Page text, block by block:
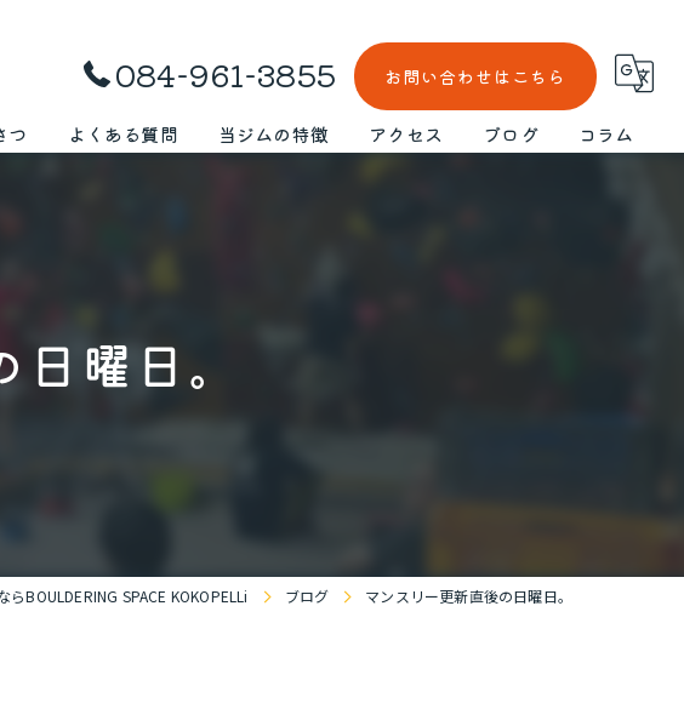
084-961-3855 お問い合わせはこちら
つ よくある質問 当ジムの特徴 アクセス ブログ コラム
曜日。
BOULDERING SPACE KOKOPELLi ブログ マンスリー更新直後の日曜日。